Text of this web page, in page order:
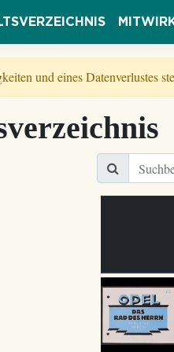
und eines Datenverlustes